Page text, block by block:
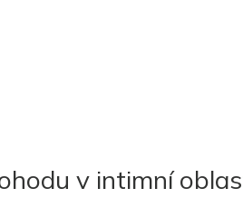
v intimní